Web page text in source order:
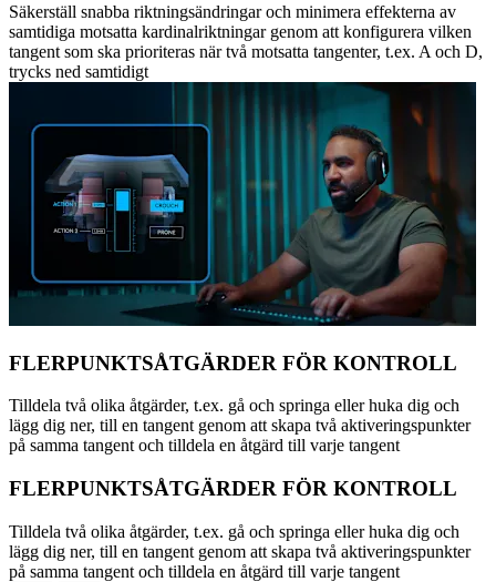
Säkerställ snabba riktningsändringar och minimera effekterna av
samtidiga motsatta kardinalriktningar genom att konfigurera vilken
tangent som ska prioriteras när två motsatta tangenter, t.ex. A och D,
trycks ned samtidigt
FLERPUNKTSÅTGÄRDER FÖR KONTROLL
Tilldela två olika åtgärder, t.ex. gå och springa eller huka dig och
lägg dig ner, till en tangent genom att skapa två aktiveringspunkter
på samma tangent och tilldela en åtgärd till varje tangent
FLERPUNKTSÅTGÄRDER FÖR KONTROLL
Tilldela två olika åtgärder, t.ex. gå och springa eller huka dig och
lägg dig ner, till en tangent genom att skapa två aktiveringspunkter
på samma tangent och tilldela en åtgärd till varje tangent